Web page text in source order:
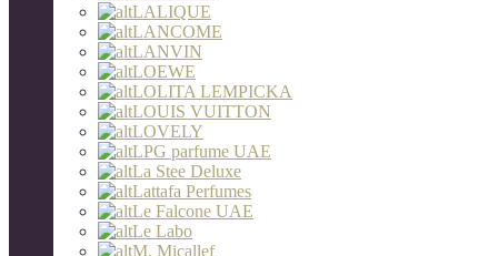
LALIQUE
LANCOME
LANVIN
LOEWE
LOLITA LEMPICKA
LOUIS VUITTON
LOVELY
LPG parfume UAE
La Stee Deluxe
Lattafa Perfumes
Le Falcone UAE
Le Labo
M. Micallef